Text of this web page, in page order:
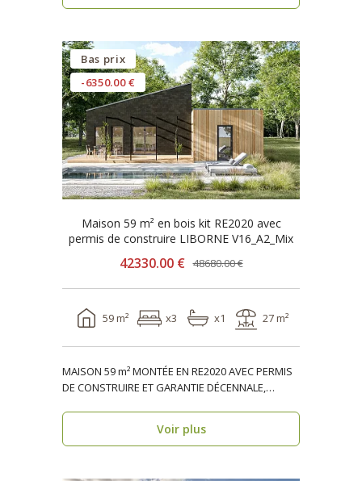
Bas prix
-6350.00 €
Maison 59 m² en bois kit RE2020 avec
permis de construire LIBORNE V16_A2_Mix
42330.00 € 48680.00 €
59 m² x3 x1 27 m²
MAISON 59 m² MONTÉE EN RE2020 AVEC PERMIS
DE CONSTRUIRE ET GARANTIE DÉCENNALE,
Voir plus